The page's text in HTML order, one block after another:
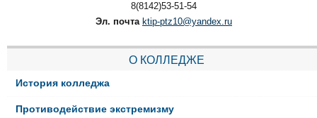
8(8142)53-51-54
Эл. почта ktip-ptz10@yandex.ru
О КОЛЛЕДЖЕ
История колледжа
Противодействие экстремизму